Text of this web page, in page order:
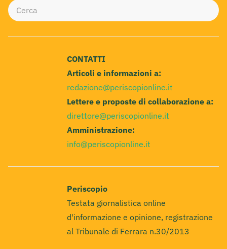
CONTATTI
Articoli e informazioni a:
redazione@periscopionline.it
Lettere e proposte di collaborazione a:
direttore@periscopionline.it
Amministrazione:
info@periscopionline.it
Periscopio
Testata giornalistica online
d'informazione e opinione, registrazione
al Tribunale di Ferrara n.30/2013